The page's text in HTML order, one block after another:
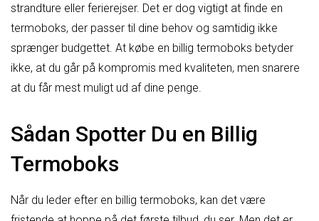
strandture eller ferierejser. Det er dog vigtigt at finde en
termoboks, der passer til dine behov og samtidig ikke
sprænger budgettet. At købe en billig termoboks betyder
ikke, at du går på kompromis med kvaliteten, men snarere
at du får mest muligt ud af dine penge.
Sådan Spotter Du en Billig
Termoboks
Når du leder efter en billig termoboks, kan det være